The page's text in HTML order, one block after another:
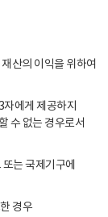
산의 이익을 위하여
에게 제공하지
수 없는 경우로서
는 국제기구에
경우